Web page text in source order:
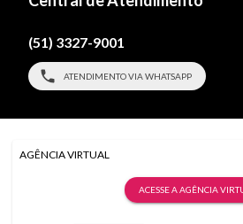
(51) 3327-9001
ATENDIMENTO VIA WHATSAPP
AGÊNCIA VIRTUAL
ACESSE A AGÊNCIA